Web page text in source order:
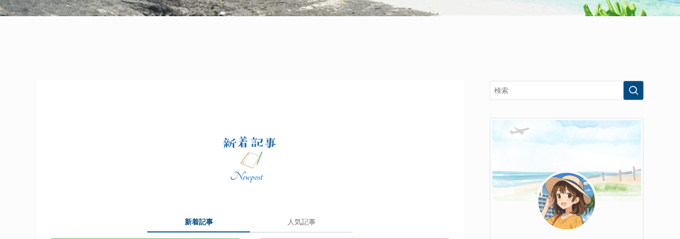
Scroll
新着記事 人気記事